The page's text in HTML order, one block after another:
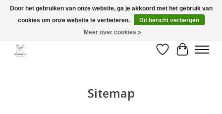
GRATIS verzending vanaf €50 voor BE - €75 voor NL - After pay mogelijk!
Verlanglijst
Sitemap
Door het gebruiken van onze website, ga je akkoord met het gebruik van
cookies om onze website te verbeteren.
Dit bericht verbergen
Meer over cookies »